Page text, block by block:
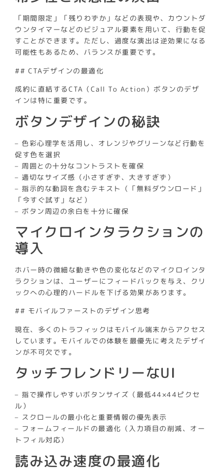
「期間限定」「残りわずか」などの表現や、カウントダ
ウンタイマーなどのビジュアル要素を用いて、行動を促
すことができます。ただし、過度な演出は逆効果になる
可能性もあるため、バランスが重要です。
## CTAデザインの最適化
成約に直結するCTA（Call To Action）ボタンのデザ
インは特に重要です。
ボタンデザインの秘訣
– 色彩心理学を活用し、オレンジやグリーンなど行動を
促す色を選択
– 周囲との十分なコントラストを確保
– 適切なサイズ感（小さすぎず、大きすぎず）
– 指示的な動詞を含むテキスト（「無料ダウンロード」
「今すぐ試す」など）
– ボタン周辺の余白を十分に確保
マイクロインタラクションの
導入
ホバー時の微細な動きや色の変化などのマイクロインタ
ラクションは、ユーザーにフィードバックを与え、クリ
ックへの心理的ハードルを下げる効果があります。
## モバイルファーストのデザイン思考
現在、多くのトラフィックはモバイル端末からアクセス
しています。モバイルでの体験を最優先に考えたデザイ
ンが不可欠です。
タッチフレンドリーなUI
– 指で操作しやすいボタンサイズ（最低44×44ピクセ
ル）
– スクロールの最小化と重要情報の優先表示
– フォームフィールドの最適化（入力項目の削減、オー
トフィル対応）
読み込み速度の最適化